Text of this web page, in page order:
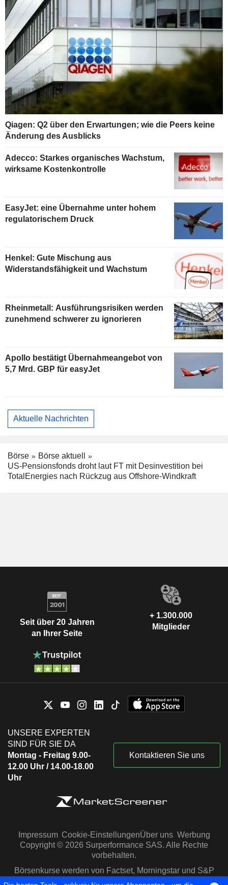
Qiagen: Q2 über den Erwartungen; wie die Peers keine
Änderung des Ausblicks
Adecco: Starkes organisches Wachstum,
wirksame Kostenkontrolle
EasyJet: eine Übernahme unter hohem
regulatorischem Druck
Henkel: Gute Mischung aus
Widerstandsfähigkeit und Wachstum
Rheinmetall: Ausführungsrisiken werden
zunehmend schwerer zu ignorieren
Apollo bestätigt Übernahmeangebot von
5,7 Mrd. GBP für easyJet
Aktuelle Nachrichten
Börse
Börse aktuell
US-Pensionsfonds droht laut FT mit Desinvestition bei
TotalEnergies nach Rückzug aus Offshore-Windkraft
Seit über 20 Jahren
an Ihrer Seite
+ 1.300.000
Mitglieder
UNSERE EXPERTEN
SIND FÜR SIE DA
Montag - Freitag 9.00-
12.00 Uhr / 14.00-18.00
Uhr
Kontaktieren Sie uns
Impressum Cookie-EinstellungenÜber uns Werbung
Copyright © 2026 Surperformance SAS. Alle Rechte
vorbehalten.
Börsenkurse werden von Factset, Morningstar und S&P
Capital IQ zur Verfügung gestellt